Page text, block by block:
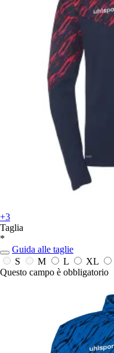
+3
Taglia
*
Guida alle taglie
S
M L XL
Questo campo è obbligatorio